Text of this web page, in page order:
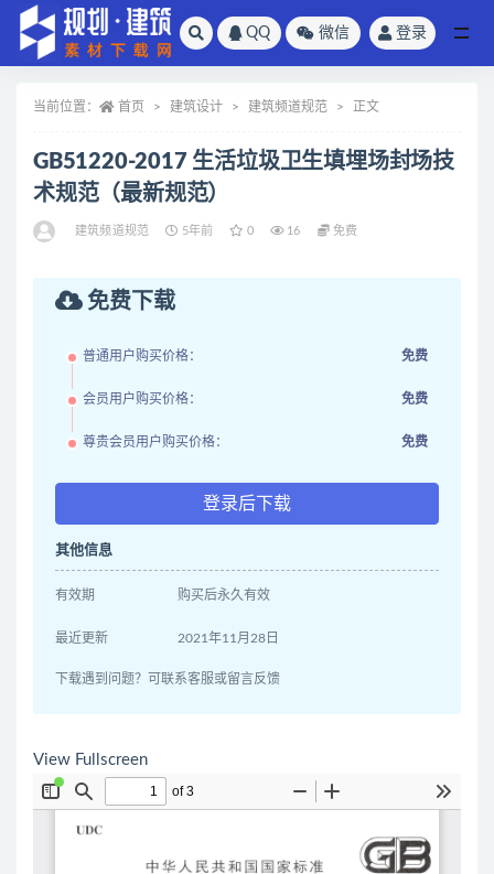
QQ 微信 登录
当前位置： 首页 建筑设计 建筑频道规范 正文
GB51220-2017 生活垃圾卫生填埋场封场技
术规范（最新规范）
建筑频道规范 5年前 0 16 免费
免费下载
普通用户购买价格： 免费
会员用户购买价格： 免费
尊贵会员用户购买价格： 免费
登录后下载
其他信息
有效期 购买后永久有效
最近更新 2021年11月28日
下载遇到问题？可联系客服或留言反馈
View Fullscreen
全部